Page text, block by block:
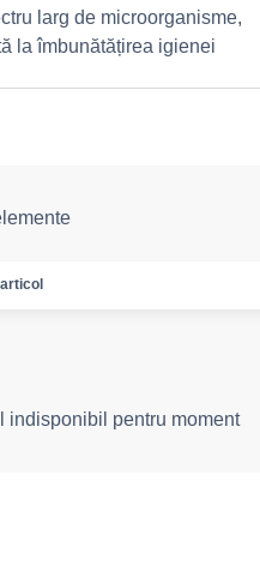
larg de microorganisme,
la îmbunătățirea igienei
indisponibil pentru moment